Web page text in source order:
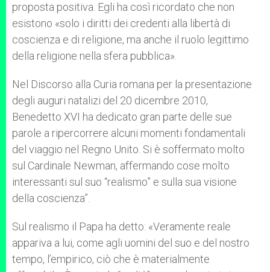
proposta positiva. Egli ha così ricordato che non
esistono «solo i diritti dei credenti alla libertà di
coscienza e di religione, ma anche il ruolo legittimo
della religione nella sfera pubblica».
Nel Discorso alla Curia romana per la presentazione
degli auguri natalizi del 20 dicembre 2010,
Benedetto XVI ha dedicato gran parte delle sue
parole a ripercorrere alcuni momenti fondamentali
del viaggio nel Regno Unito. Si è soffermato molto
sul Cardinale Newman, affermando cose molto
interessanti sul suo “realismo” e sulla sua visione
della coscienza”.
Sul realismo il Papa ha detto: «Veramente reale
appariva a lui, come agli uomini del suo e del nostro
tempo, l’empirico, ciò che è materialmente